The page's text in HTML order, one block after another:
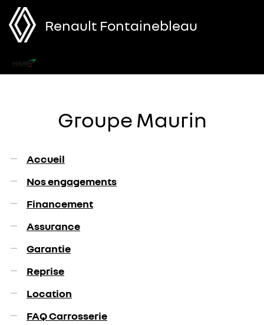
Renault Fontainebleau
Groupe Maurin
Accueil
Nos engagements
Financement
Assurance
Garantie
Reprise
Location
FAQ Carrosserie